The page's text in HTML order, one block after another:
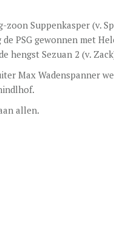
zoon Suppenkasper (v.
PSG gewonnen met
hengst Sezuan 2 (v.
Max Wadenspanner
allen.